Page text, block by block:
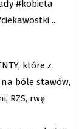
#kobieta
...
które z
bóle stawów,
RZS, rwę